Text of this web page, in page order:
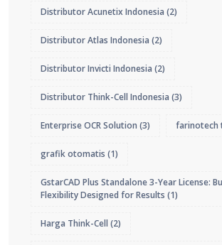
Distributor Acunetix Indonesia (2)
Distributor Atlas Indonesia (2)
Distributor Invicti Indonesia (2)
Distributor Think-Cell Indonesia (3)
Enterprise OCR Solution (3) farinotech
grafik otomatis (1)
GstarCAD Plus Standalone 3-Year License:
Flexibility Designed for Results (1)
Harga Think-Cell (2)